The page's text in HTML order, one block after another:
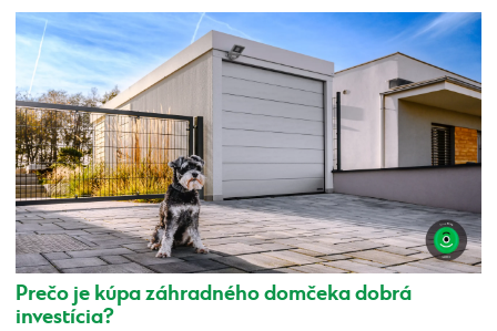
Prečo je kúpa záhradného domčeka dobrá
investícia?